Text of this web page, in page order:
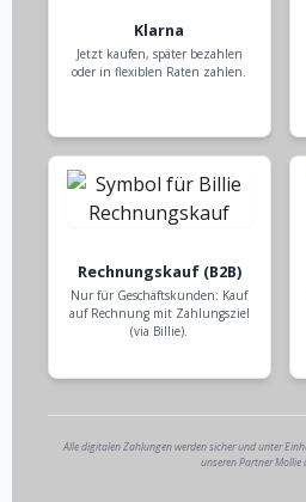
Klarna
Jetzt kaufen, später bezahlen
oder in flexiblen Raten zahlen.
Rechnungskauf (B2B)
Nur für Geschäftskunden: Kauf
auf Rechnung mit Zahlungsziel
(via Billie).
Alle digitalen Zahlungen werden sicher und unter
unseren Partner Mollie